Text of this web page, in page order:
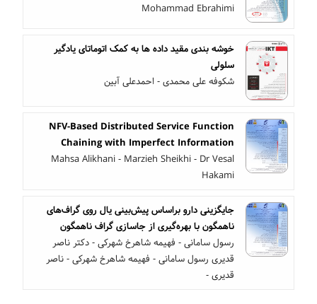
Mohammad Ebrahimi
خوشه بندی مقید داده ها به کمک اتوماتای یادگیر
سلولی
شکوفه علی محمدی - احمدعلی آبین
NFV-Based Distributed Service Function
Chaining with Imperfect Information
Mahsa Alikhani - Marzieh Sheikhi - Dr Vesal
Hakami
جایگزینی دارو براساس پیش‌بینی یال روی گراف‌های
ناهمگون با بهره‌گیری از جاسازی گراف ناهمگون
رسول سامانی - فهیمه شاهرخ شهرکی - دکتر ناصر
قدیری رسول سامانی - فهیمه شاهرخ شهرکی - ناصر
قدیری -